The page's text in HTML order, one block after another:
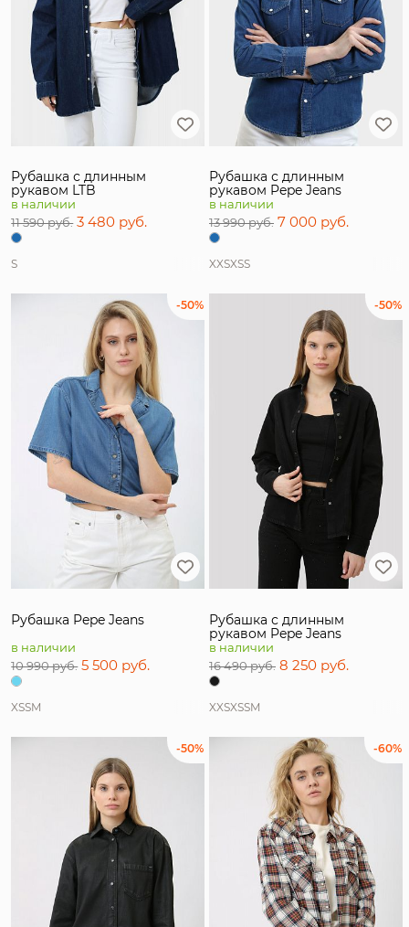
Рубашка с длинным
рукавом LTB
в наличии
11 590 руб. 3 480 руб.
S
Рубашка с длинным
рукавом Pepe Jeans
в наличии
13 990 руб. 7 000 руб.
XXSXSS
-50%
Рубашка Pepe Jeans
в наличии
10 990 руб. 5 500 руб.
XSSM
-50%
Рубашка с длинным
рукавом Pepe Jeans
в наличии
16 490 руб. 8 250 руб.
XXSXSSM
-50% -60%